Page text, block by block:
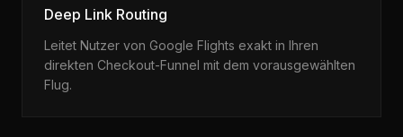
Deep Link Routing
Leitet Nutzer von Google Flights exakt in Ihren
direkten Checkout-Funnel mit dem vorausgewählten
Flug.